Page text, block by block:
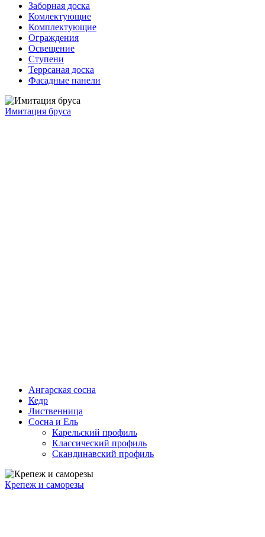
Заборная доска
Комлектующие
Комплектующие
Ограждения
Освещение
Ступени
Террсаная доска
Фасадные панели
Имитация бруса
Ангарская сосна
Кедр
Лиственница
Сосна и Ель
Карельский профиль
Классический профиль
Скандинавский профиль
Крепеж и саморезы